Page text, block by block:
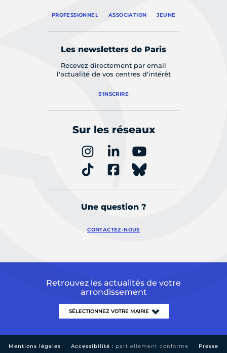
PROFESSIONNEL ASSOCIATION JEUNE
Les newsletters de Paris
Recevez directement par email
l'actualité de vos centres d'intérêt
S'INSCRIRE
Sur les réseaux
Une question ?
CONTACTEZ-NOUS
Retrouvez les actualités de votre
arrondissement
Mentions légales Accessibilité : partiellement conforme Presse